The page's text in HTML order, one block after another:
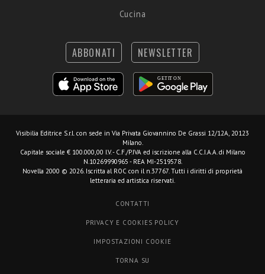
Cucina
ABBONATI NEWSLETTER
Visibilia Editrice S.r.l. con sede in Via Privata Giovannino De Grassi 12/12A, 20123
Milano.
Capitale sociale € 100.000,00 I.V. - C.F./P.IVA ed iscrizione alla C.C.I.A.A. di Milano
N.10269990965 - REA MI-2519578.
Novella 2000 © 2026. Iscritta al ROC con il n.37767. Tutti i diritti di proprietà
letteraria ed artistica riservati.
CONTATTI
PRIVACY E COOKIES POLICY
IMPOSTAZIONI COOKIE
TORNA SU